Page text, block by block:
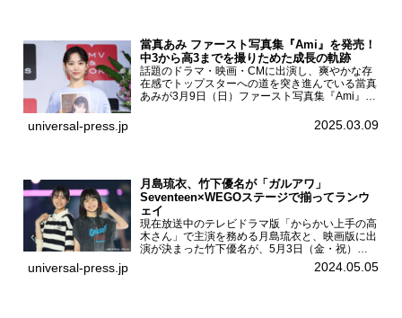
當真あみ ファースト写真集『Ami』を発売！
中3から高3までを撮りためた成長の軌跡
話題のドラマ・映画・CMに出演し、爽やかな存
在感でトップスターへの道を突き進んでいる當真
あみが3月9日（日）ファースト写真集『Ami』
BOOKS SHIBUYAで開催した。當真あみファース
universal-press.jp 2025.03.09
月島琉衣、竹下優名が「ガルアワ」
Seventeen×WEGOステージで揃ってランウ
ェイ
現在放送中のテレビドラマ版「からかい上手の高
木さん」で主演を務める月島琉衣と、映画版に出
演が決まった竹下優名が、5月3日（金・祝）東
京・国立代々木競技場第一体育館で開催されたフ
ァッション&音楽イベント『Rakuten GirlsAward
universal-press.jp 2024.05.05